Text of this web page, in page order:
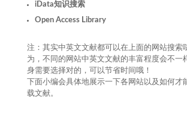
iData知识搜索
Open Access Library
注：其实中英文文献都可以在上面的网站搜索
为，不同的网站中英文文献的丰富程度会不一
身需要选择对的，可以节省时间哦！
下面小编会具体地展示一下各网站以及如何才
载文献。